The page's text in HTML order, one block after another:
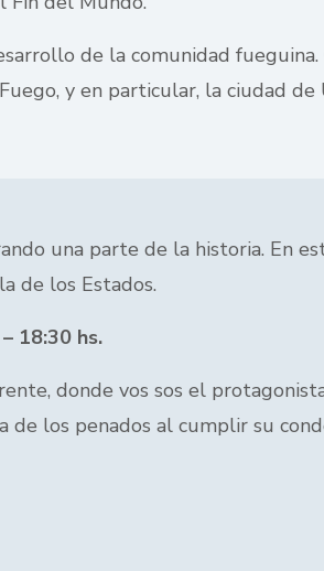
de la comunidad
y en particular, la ciudad de
una parte de la historia. En
de los Estados.
18:30 hs.
donde vos sos el
de los penados al cumplir su